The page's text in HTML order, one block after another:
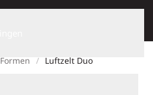
Formen Luftzelt Duo